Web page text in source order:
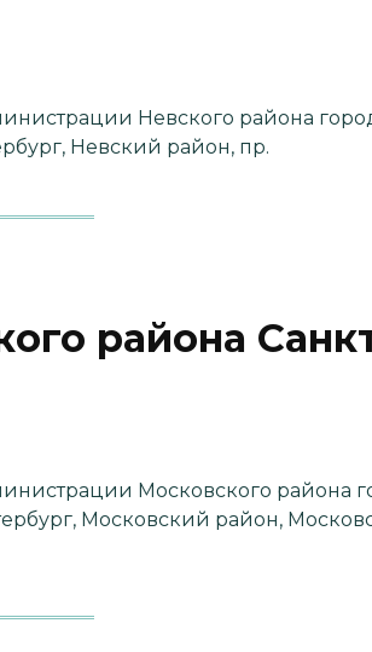
Невского района
Невский район, пр.
района
Московского района
Московский район,